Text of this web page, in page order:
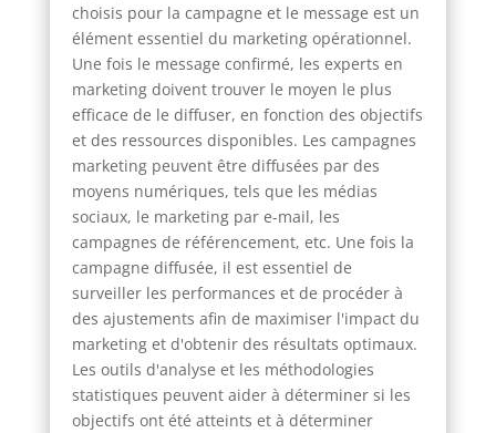
choisis pour la campagne et le message est un
élément essentiel du marketing opérationnel.
Une fois le message confirmé, les experts en
marketing doivent trouver le moyen le plus
efficace de le diffuser, en fonction des objectifs
et des ressources disponibles. Les campagnes
marketing peuvent être diffusées par des
moyens numériques, tels que les médias
sociaux, le marketing par e-mail, les
campagnes de référencement, etc. Une fois la
campagne diffusée, il est essentiel de
surveiller les performances et de procéder à
des ajustements afin de maximiser l'impact du
marketing et d'obtenir des résultats optimaux.
Les outils d'analyse et les méthodologies
statistiques peuvent aider à déterminer si les
objectifs ont été atteints et à déterminer